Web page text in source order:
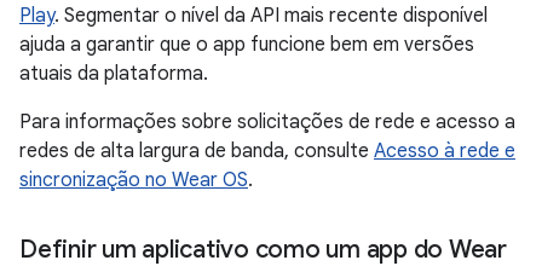
Play. Segmentar o nível da API mais recente disponível
ajuda a garantir que o app funcione bem em versões
atuais da plataforma.
Para informações sobre solicitações de rede e acesso a
redes de alta largura de banda, consulte Acesso à rede e
sincronização no Wear OS.
Definir um aplicativo como um app do Wear